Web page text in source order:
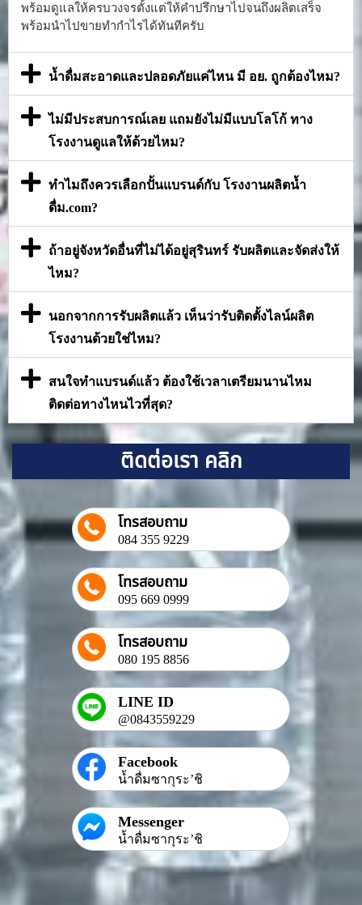
พร้อมดูแลให้ครบวงจรตั้งแต่ให้คำปรึกษาไปจนถึงผลิตเสร็จ
พร้อมนำไปขายทำกำไรได้ทันทีครับ
น้ำดื่มสะอาดและปลอดภัยแค่ไหน มี อย. ถูกต้องไหม?
ไม่มีประสบการณ์เลย แถมยังไม่มีแบบโลโก้ ทาง
โรงงานดูแลให้ด้วยไหม?
ทำไมถึงควรเลือกปั้นแบรนด์กับ โรงงานผลิตน้ำ
ดื่ม.com?
ถ้าอยู่จังหวัดอื่นที่ไม่ได้อยู่สุรินทร์ รับผลิตและจัดส่งให้
ไหม?
นอกจากการรับผลิตแล้ว เห็นว่ารับติดตั้งไลน์ผลิต
โรงงานด้วยใช่ไหม?
สนใจทำแบรนด์แล้ว ต้องใช้เวลาเตรียมนานไหม
ติดต่อทางไหนไวที่สุด?
ติดต่อเรา คลิก
โทรสอบถาม
084 355 9229
โทรสอบถาม
095 669 0999
โทรสอบถาม
080 195 8856
LINE ID
@0843559229
Facebook
น้ำดื่มซากุระ’ชิ
Messenger
น้ำดื่มซากุระ’ชิ